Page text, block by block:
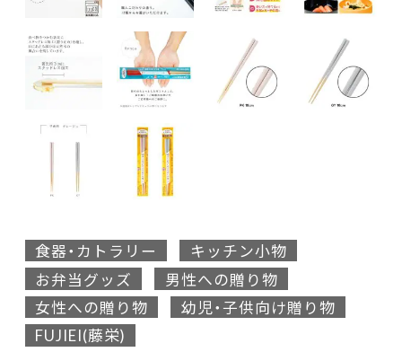
食器・カトラリー
キッチン小物
お弁当グッズ
男性への贈り物
女性への贈り物
幼児・子供向け贈り物
FUJIEI(藤栄)